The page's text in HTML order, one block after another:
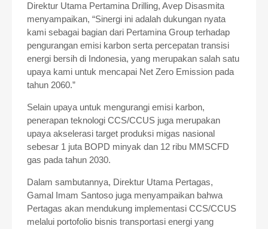
Direktur Utama Pertamina Drilling, Avep Disasmita
menyampaikan, “Sinergi ini adalah dukungan nyata
kami sebagai bagian dari Pertamina Group terhadap
pengurangan emisi karbon serta percepatan transisi
energi bersih di Indonesia, yang merupakan salah satu
upaya kami untuk mencapai Net Zero Emission pada
tahun 2060.”
Selain upaya untuk mengurangi emisi karbon,
penerapan teknologi CCS/CCUS juga merupakan
upaya akselerasi target produksi migas nasional
sebesar 1 juta BOPD minyak dan 12 ribu MMSCFD
gas pada tahun 2030.
Dalam sambutannya, Direktur Utama Pertagas,
Gamal Imam Santoso juga menyampaikan bahwa
Pertagas akan mendukung implementasi CCS/CCUS
melalui portofolio bisnis transportasi energi yang